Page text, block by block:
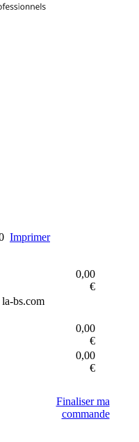
Imprimer
0,00
€
bs.com
0,00
€
0,00
€
Finaliser ma
commande